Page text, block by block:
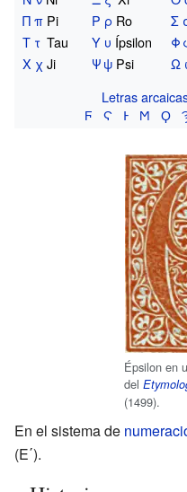
Ππ Pi Ρ ρ Ro Σ
Τ τ Tau Υ υ Ípsilon Φ
Χ χ Ji Ψψ Psi Ω
Letras
Ϝ
Ϛ Ͱ Ϻ Ϙ
Épsilon en
del
(1499).
En el sistema de
(Ε΄).